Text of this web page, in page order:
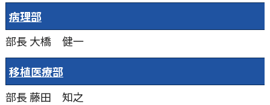
病理部
部長 大橋 健一
移植医療部
部長 藤田 知之